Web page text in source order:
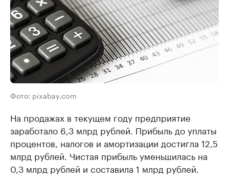
Фото: pixabay.com
На продажах в текущем году предприятие
заработало 6,3 млрд рублей. Прибыль до уплаты
процентов, налогов и амортизации достигла 12,5
млрд рублей. Чистая прибыль уменьшилась на
0,3 млрд рублей и составила 1 млрд рублей.